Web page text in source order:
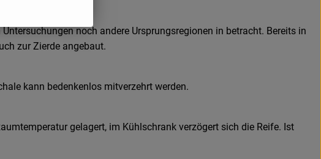
noch andere Ursprungsregionen in betracht. Bereits in
zur Zierde angebaut.
kann bedenkenlos mitverzehrt werden.
gelagert, im Kühlschrank verzögert sich die Reife. Ist